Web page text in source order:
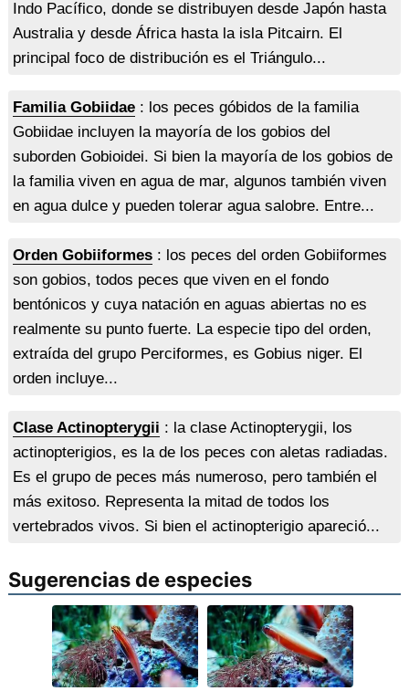
Indo Pacífico, donde se distribuyen desde Japón hasta
Australia y desde África hasta la isla Pitcairn. El
principal foco de distribución es el Triángulo...
Familia Gobiidae: los peces góbidos de la familia
Gobiidae incluyen la mayoría de los gobios del
suborden Gobioidei. Si bien la mayoría de los gobios de
la familia viven en agua de mar, algunos también viven
en agua dulce y pueden tolerar agua salobre. Entre...
Orden Gobiiformes: los peces del orden Gobiiformes
son gobios, todos peces que viven en el fondo
bentónicos y cuya natación en aguas abiertas no es
realmente su punto fuerte. La especie tipo del orden,
extraída del grupo Perciformes, es Gobius niger. El
orden incluye...
Clase Actinopterygii : la clase Actinopterygii, los
actinopterigios, es la de los peces con aletas radiadas.
Es el grupo de peces más numeroso, pero también el
más exitoso. Representa la mitad de todos los
vertebrados vivos. Si bien el actinopterigio apareció...
Sugerencias de especies